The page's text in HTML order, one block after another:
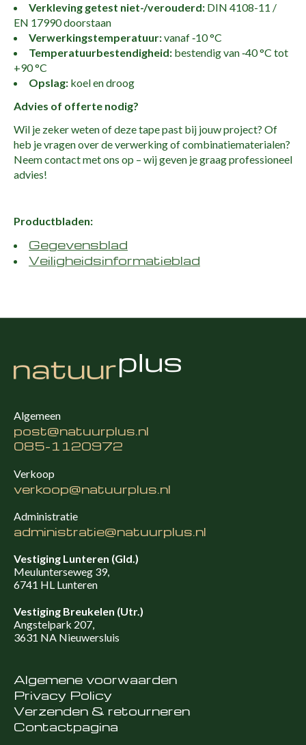
Verkleving getest niet-/verouderd: DIN 4108-11 /
EN 17990 doorstaan
Verwerkingstemperatuur:vanaf ‑10 °C
Temperatuurbestendigheid: bestendig van ‑40 °C tot
+90 °C
Opslag: koel en droog
Advies of offerte nodig?
Wil je zeker weten of deze tape past bij jouw project? Of
heb je vragen over de verwerking of combinatiematerialen?
Neem contact met ons op – wij geven je graag professioneel
advies!
Productbladen:
Gegevensblad
Veiligheidsinformatieblad
Algemeen
post@natuurplus.nl
085-1120972
Verkoop
verkoop@natuurplus.nl
Administratie
administratie@natuurplus.nl
Vestiging Lunteren (Gld.)
Meulunterseweg 39,
6741 HL Lunteren
Vestiging Breukelen (Utr.)
Angstelpark 207,
3631 NA Nieuwersluis
Algemene voorwaarden
Privacy Policy
Verzenden & retourneren
Contactpagina